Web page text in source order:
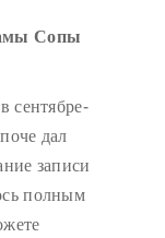
Сопы
сентябре-
дал
записи
полным